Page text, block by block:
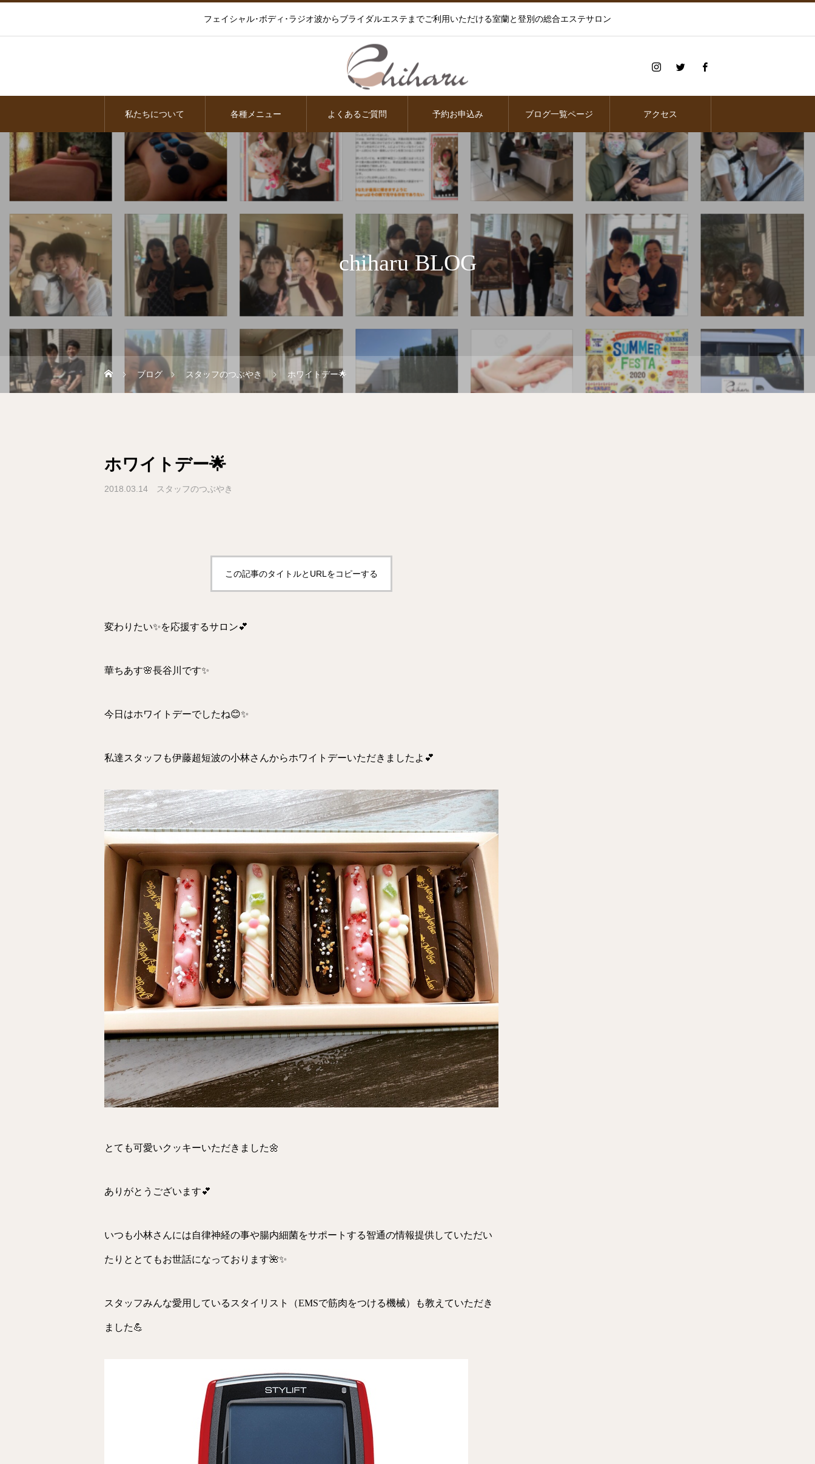
フェイシャル･ボディ･ラジオ波からブライダルエステまでご利用いただける室蘭と登別の総合エステサロン
私たちについて 各種メニュー よくあるご質問 予約お申込み ブログ一覧ページ アクセス
chiharu BLOG
ブログ スタッフのつぶやき ホワイトデー🌟
ホワイトデー🌟
2018.03.14 スタッフのつぶやき
この記事のタイトルとURLをコピーする
変わりたい✨を応援するサロン💕
華ちあす🌸長谷川です✨
今日はホワイトデーでしたね😊✨
私達スタッフも伊藤超短波の小林さんからホワイトデーいただきましたよ💕
とても可愛いクッキーいただきました🌼
ありがとうございます💕
いつも小林さんには自律神経の事や腸内細菌をサポートする智通の情報提供していただい
たりととてもお世話になっております🌺✨
スタッフみんな愛用しているスタイリスト（EMSで筋肉をつける機械）も教えていただき
ました💪